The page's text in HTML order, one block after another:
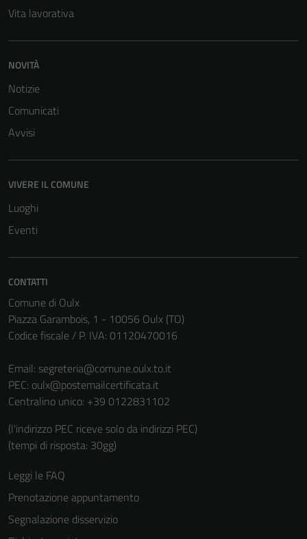
Vita lavorativa
NOVITÀ
Notizie
Comunicati
Avvisi
VIVERE IL COMUNE
Luoghi
Eventi
CONTATTI
Comune di Oulx
Piazza Garambois, 1 - 10056 Oulx (TO)
Codice fiscale / P. IVA: 01120470016
Email: segreteria@comune.oulx.to.it
PEC: oulx@postemailcertificata.it
Centralino unico: +39 0122831102
(l'indirizzo PEC riceve solo da indirizzi PEC)
(tempi di risposta: 30gg)
Leggi le FAQ
Prenotazione appuntamento
Segnalazione disservizio